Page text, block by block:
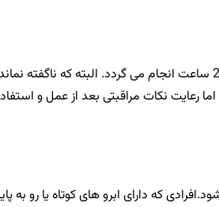
نحوه انجام عمل لیفت شقیقه به این صورت است که عمل تحت بیهوشی و طی معمولا 1 الی 2 ساعت انجام می گردد. البته که ناگفته
نکات مراقبتی بعد از عمل و
که دارای ابرو های کوتاه یا رو به